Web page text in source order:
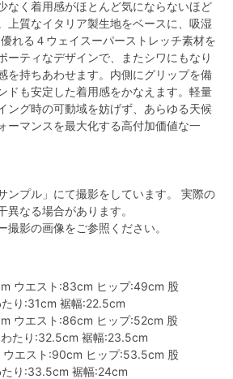
なく着用感がほとんど気にならないほど
上質なイタリア製生地をベースに、吸湿
れる４ウェイスーパーストレッチ素材を
ーティなデザインで、またシワにもなり
を持ちあわせます。内側にグリップを備
ドも安定した着用感をかなえます。軽量
ング時の可動域を妨げず、あらゆる天候
ーマンスを最大化する高付加価値な一
ンプル」にて撮影をしています。 実際の
なる場合があります。
撮影の画像をご参照ください。
ウエスト:83cm ヒップ:49cm 股
り:31cm 裾幅:22.5cm
ウエスト:86cm ヒップ:52cm 股
たり:32.5cm 裾幅:23.5cm
ウエスト:90cm ヒップ:53.5cm 股
り:33.5cm 裾幅:24cm